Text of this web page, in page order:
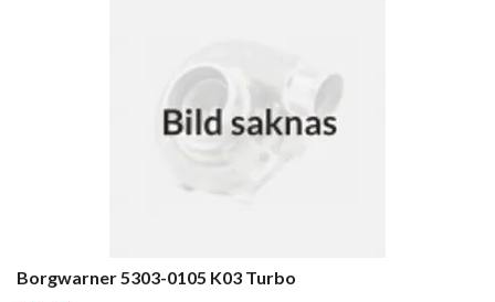
Borgwarner 5303-0105 K03 Turbo